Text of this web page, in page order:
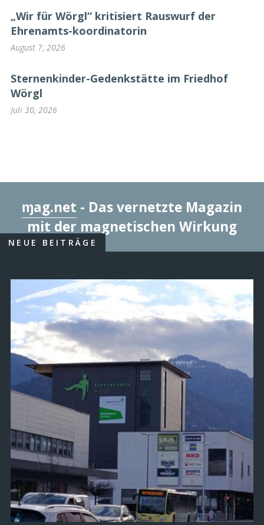
„Wir für Wörgl“ kritisiert Rauswurf der
Ehrenamts-koordinatorin
August 7, 2026
Sternenkinder-Gedenkstätte im Friedhof
Wörgl
Juli 30, 2026
ɱag.net - Das vernetzte Magazin
mit der magnetischen Wirkung
NEUE BEITRÄGE